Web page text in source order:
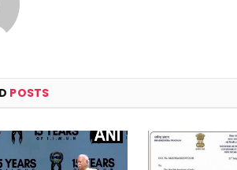
POSTS